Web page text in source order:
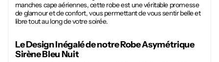
manches cape aériennes, cette robe est une véritable promesse
de glamour et de confort, vous permettant de vous sentir belle et
libre tout au long de votre soirée.
Le Design Inégalé de notreRobe Asymétrique
Sirène Bleu Nuit